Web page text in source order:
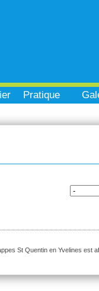
Pratique
St Quentin en Yvelines est